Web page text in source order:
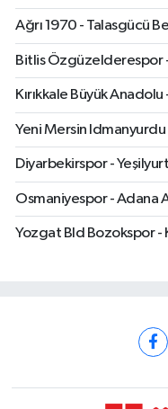
Ağrı 1970 - Talasgücü
Bitlis Özgüzelderespor
Kırıkkale Büyük
Yeni Mersin Idmanyurdu
Diyarbekirspor -
Osmaniyespor - Adana
Yozgat Bld Bozokspor -